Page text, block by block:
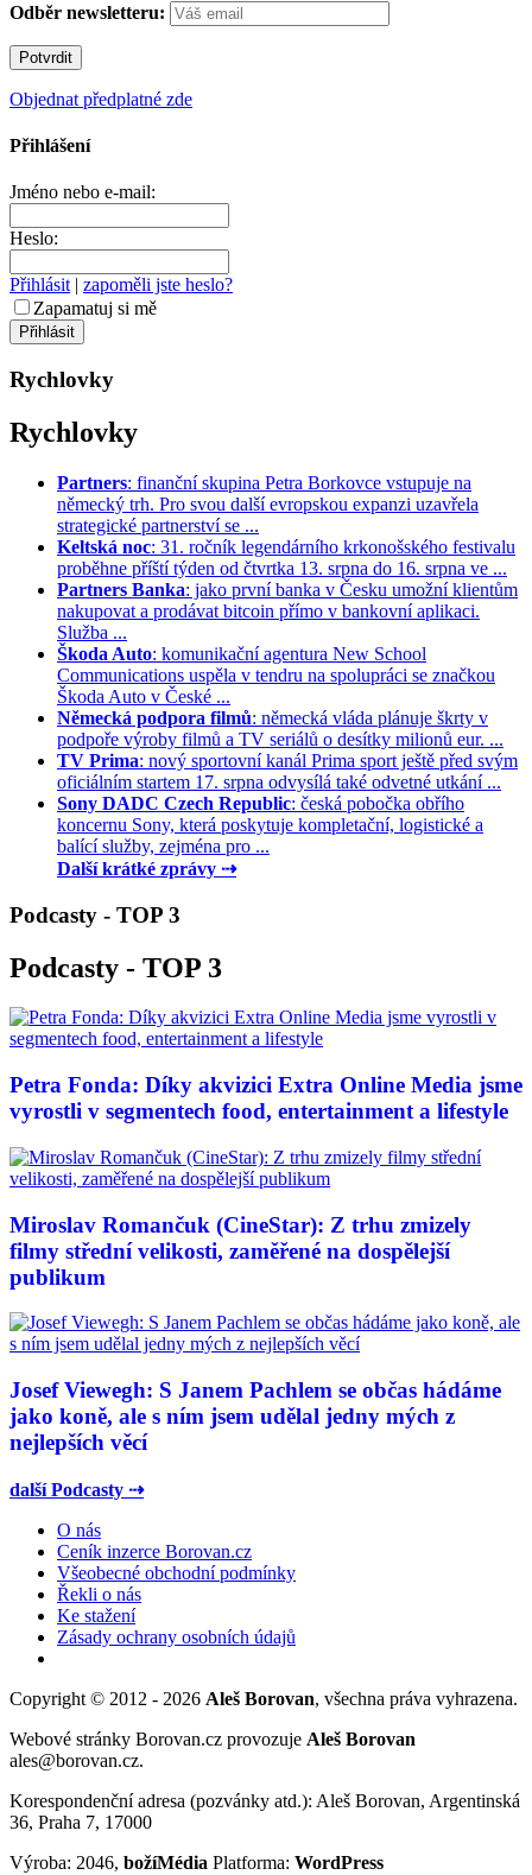
Odběr newsletteru:
Objednat předplatné zde
Přihlášení
Jméno nebo e-mail:
Heslo:
Přihlásit | zapoměli jste heslo?
Zapamatuj si mě
Rychlovky
Rychlovky
Partners: finanční skupina Petra Borkovce vstupuje na
německý trh. Pro svou další evropskou expanzi uzavřela
strategické partnerství se ...
Keltská noc: 31. ročník legendárního krkonošského festivalu
proběhne příští týden od čtvrtka 13. srpna do 16. srpna ve ...
Partners Banka: jako první banka v Česku umožní klientům
nakupovat a prodávat bitcoin přímo v bankovní aplikaci.
Služba ...
Škoda Auto: komunikační agentura New School
Communications uspěla v tendru na spolupráci se značkou
Škoda Auto v České ...
Německá podpora filmů: německá vláda plánuje škrty v
podpoře výroby filmů a TV seriálů o desítky milionů eur. ...
TV Prima: nový sportovní kanál Prima sport ještě před svým
oficiálním startem 17. srpna odvysílá také odvetné utkání ...
Sony DADC Czech Republic: česká pobočka obřího
koncernu Sony, která poskytuje kompletační, logistické a
balící služby, zejména pro ...
Další krátké zprávy ⇢
Podcasty - TOP 3
Podcasty - TOP 3
Petra Fonda: Díky akvizici Extra Online Media jsme
vyrostli v segmentech food, entertainment a lifestyle
Miroslav Romančuk (CineStar): Z trhu zmizely
filmy střední velikosti, zaměřené na dospělejší
publikum
Josef Viewegh: S Janem Pachlem se občas hádáme
jako koně, ale s ním jsem udělal jedny mých z
nejlepších věcí
další Podcasty ⇢
O nás
Ceník inzerce Borovan.cz
Všeobecné obchodní podmínky
Řekli o nás
Ke stažení
Zásady ochrany osobních údajů
Copyright © 2012 - 2026 Aleš Borovan, všechna práva vyhrazena.
Webové stránky Borovan.cz provozuje Aleš Borovan
ales@borovan.cz.
Korespondenční adresa (pozvánky atd.): Aleš Borovan, Argentinská
36, Praha 7, 17000
Výroba: 2046, božíMédia Platforma: WordPress